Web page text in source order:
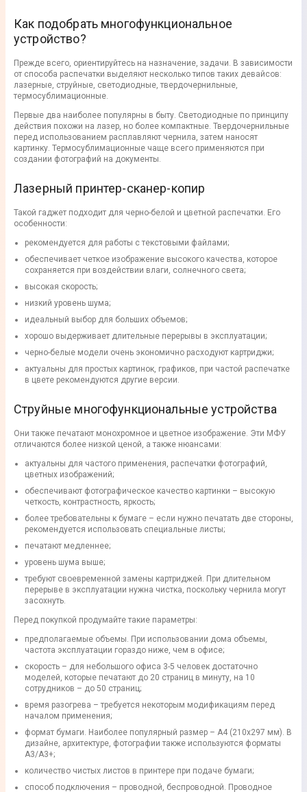
Как подобрать многофункциональное
устройство?
Прежде всего, ориентируйтесь на назначение, задачи. В зависимости
от способа распечатки выделяют несколько типов таких девайсов:
лазерные, струйные, светодиодные, твердочернильные,
термосублимационные.
Первые два наиболее популярны в быту. Светодиодные по принципу
действия похожи на лазер, но более компактные. Твердочернильные
перед использованием расплавляют чернила, затем наносят
картинку. Термосублимационные чаще всего применяются при
создании фотографий на документы.
Лазерный принтер-сканер-копир
Такой гаджет подходит для черно-белой и цветной распечатки. Его
особенности:
рекомендуется для работы с текстовыми файлами;
обеспечивает четкое изображение высокого качества, которое
сохраняется при воздействии влаги, солнечного света;
высокая скорость;
низкий уровень шума;
идеальный выбор для больших объемов;
хорошо выдерживает длительные перерывы в эксплуатации;
черно-белые модели очень экономично расходуют картриджи;
актуальны для простых картинок, графиков, при частой распечатке
в цвете рекомендуются другие версии.
Струйные многофункциональные устройства
Они также печатают монохромное и цветное изображение. Эти МФУ
отличаются более низкой ценой, а также нюансами:
актуальны для частого применения, распечатки фотографий,
цветных изображений;
обеспечивают фотографическое качество картинки – высокую
четкость, контрастность, яркость;
более требовательны к бумаге – если нужно печатать две стороны,
рекомендуется использовать специальные листы;
печатают медленнее;
уровень шума выше;
требуют своевременной замены картриджей. При длительном
перерыве в эксплуатации нужна чистка, поскольку чернила могут
засохнуть.
Перед покупкой продумайте такие параметры:
предполагаемые объемы. При использовании дома объемы,
частота эксплуатации гораздо ниже, чем в офисе;
скорость – для небольшого офиса 3-5 человек достаточно
моделей, которые печатают до 20 страниц в минуту, на 10
сотрудников – до 50 страниц;
время разогрева – требуется некоторым модификациям перед
началом применения;
формат бумаги. Наиболее популярный размер – А4 (210x297 мм). В
дизайне, архитектуре, фотографии также используются форматы
А3/А3+;
количество чистых листов в принтере при подаче бумаги;
способ подключения – проводной, беспроводной. Проводное